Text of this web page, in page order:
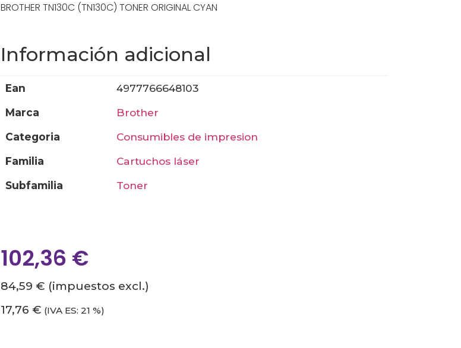
BROTHER TN130C (TN130C) TONER ORIGINAL CYAN
Información adicional
ean
4977766648103
marca
brother
categoria
consumibles de impresion
familia
cartuchos láser
subfamilia
toner
102,36 €
84,59 € (impuestos excl.)
17,76 € (IVA ES: 21 %)